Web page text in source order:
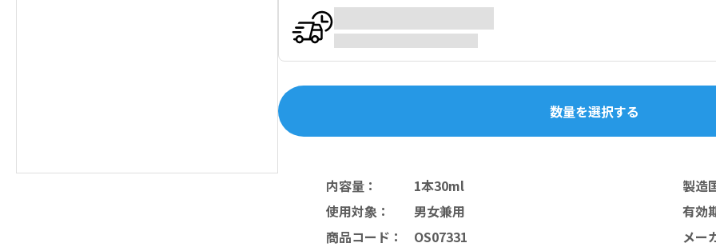
数量を選択する
内容量：
1本30ml
使用対象：
男女兼用
商品コード ： OS07331
製造
有効
メー